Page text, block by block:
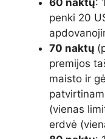
penki 20
70 naktų
premijos
maisto ir
(vienas
erdvė